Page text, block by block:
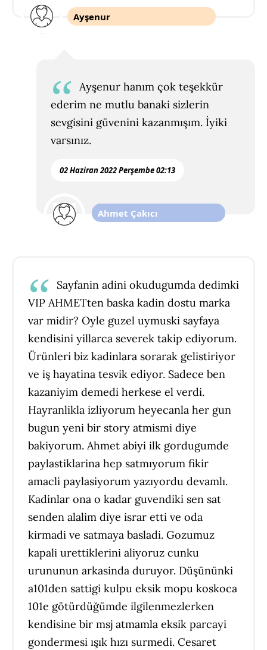
Ayşenur
Ayşenur hanım çok teşekkür
ederim ne mutlu banaki sizlerin
sevgisini güvenini kazanmışım. İyiki
varsınız.
02 Haziran 2022 Perşembe 02:13
Ahmet Çakıcı
Sayfanin adini okudugumda dedimki
VIP AHMETten baska kadin dostu marka
var midir? Oyle guzel uymuski sayfaya
kendisini yillarca severek takip ediyorum.
Ürünleri biz kadinlara sorarak gelistiriyor
ve iş hayatina tesvik ediyor. Sadece ben
kazaniyim demedi herkese el verdi.
Hayranlikla izliyorum heyecanla her gun
bugun yeni bir story atmismi diye
bakiyorum. Ahmet abiyi ilk gordugumde
paylastiklarina hep satmıyorum fikir
amacli paylasiyorum yazıyordu devamlı.
Kadinlar ona o kadar guvendiki sen sat
senden alalim diye israr etti ve oda
kirmadi ve satmaya basladi. Gozumuz
kapali urettiklerini aliyoruz cunku
urununun arkasinda duruyor. Düşününki
a101den sattigi kulpu eksik mopu koskoca
101e götürdüğümde ilgilenmezlerken
kendisine bir msj atmamla eksik parcayi
gondermesi ışık hızı surmedi. Cesaret